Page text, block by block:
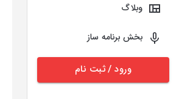
وبلاگ
بخش برنامه ساز
ورود / ثبت نام